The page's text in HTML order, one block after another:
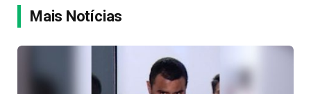
Mais Notícias